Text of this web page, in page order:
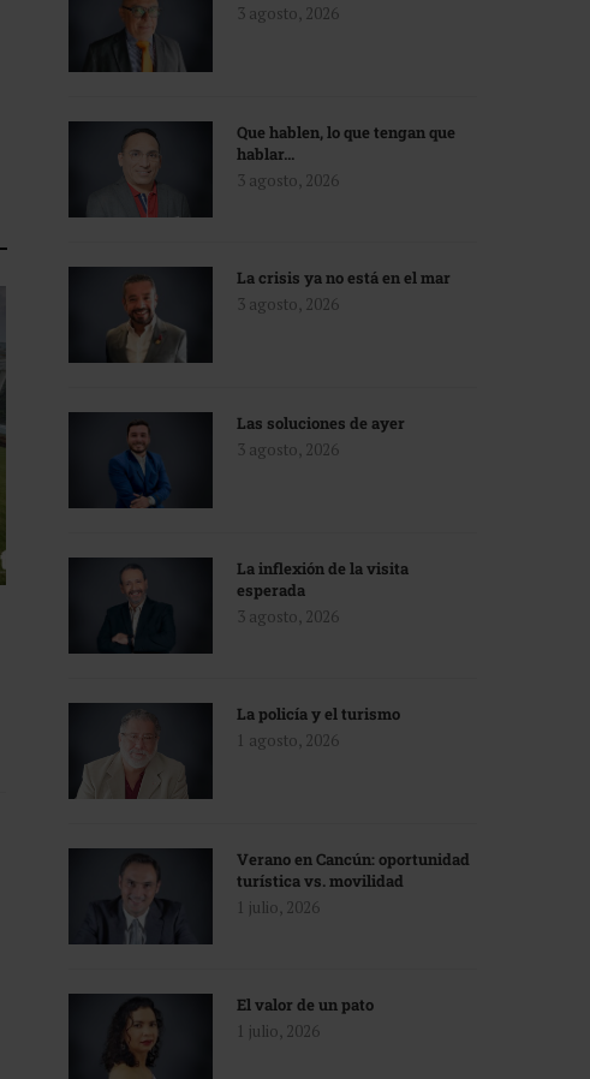
3 agosto, 2026
Que hablen, lo que tengan que
hablar…
3 agosto, 2026
La crisis ya no está en el mar
3 agosto, 2026
Las soluciones de ayer
3 agosto, 2026
La inflexión de la visita
esperada
3 agosto, 2026
La policía y el turismo
1 agosto, 2026
Verano en Cancún: oportunidad
turística vs. movilidad
1 julio, 2026
El valor de un pato
1 julio, 2026